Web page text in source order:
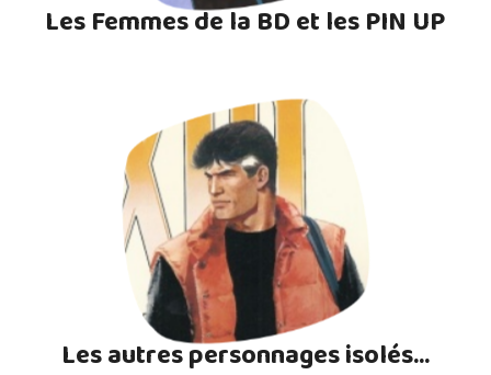
Les Femmes de la BD et les PIN UP
Les autres personnages isolés...